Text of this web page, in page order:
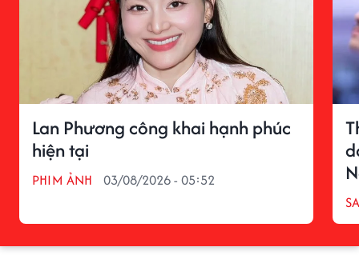
Lan Phương công khai hạnh phúc
hiện tại
PHIM ẢNH 03/08/2026 - 05:52